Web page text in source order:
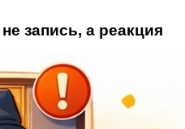
запись, а реакция